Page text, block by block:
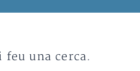
una cerca.